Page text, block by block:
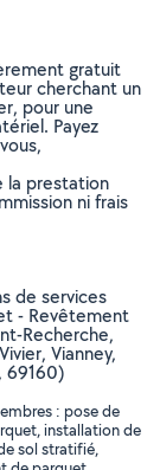
gratuit
cherchant un
pour une
Payez
la prestation
ni frais
de services
- Revêtement
Recherche,
Vianney,
69160)
: pose de
installation de
sol stratifié,